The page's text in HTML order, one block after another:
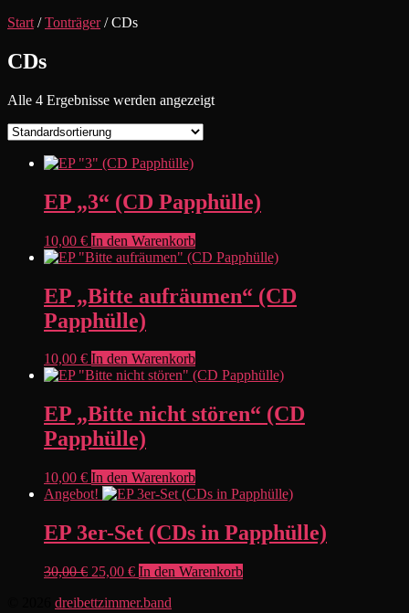
Start /Tonträger/ CDs
CDs
Alle 4 Ergebnisse werden angezeigt
EP „3“ (CD Papphülle)
10,00 € In den Warenkorb
EP „Bitte aufräumen“ (CD
Papphülle)
10,00 € In den Warenkorb
EP „Bitte nicht stören“ (CD
Papphülle)
10,00 € In den Warenkorb
Angebot!
EP 3er-Set (CDs in Papphülle)
30,00€ Ursprünglicher
war:
25,00 €Aktueller
ist:
In den Warenkorb
dreibettzimmer.band